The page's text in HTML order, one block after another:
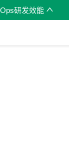
研发效能